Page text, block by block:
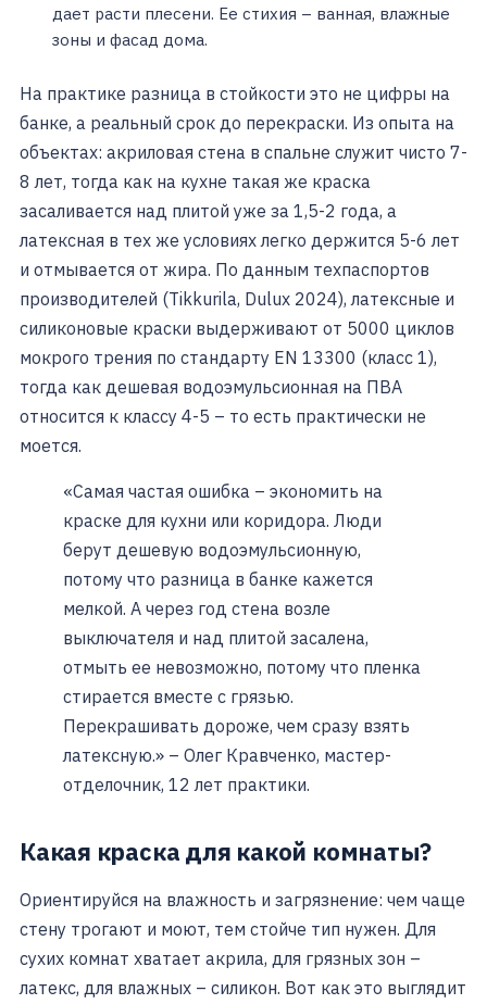
дает расти плесени. Ее стихия – ванная, влажные
зоны и фасад дома.
На практике разница в стойкости это не цифры на
банке, а реальный срок до перекраски. Из опыта на
объектах: акриловая стена в спальне служит чисто 7-
8 лет, тогда как на кухне такая же краска
засаливается над плитой уже за 1,5-2 года, а
латексная в тех же условиях легко держится 5-6 лет
и отмывается от жира. По данным техпаспортов
производителей (Tikkurila, Dulux 2024), латексные и
силиконовые краски выдерживают от 5000 циклов
мокрого трения по стандарту EN 13300 (класс 1),
тогда как дешевая водоэмульсионная на ПВА
относится к классу 4-5 – то есть практически не
моется.
«Самая частая ошибка – экономить на
краске для кухни или коридора. Люди
берут дешевую водоэмульсионную,
потому что разница в банке кажется
мелкой. А через год стена возле
выключателя и над плитой засалена,
отмыть ее невозможно, потому что пленка
стирается вместе с грязью.
Перекрашивать дороже, чем сразу взять
латексную.» – Олег Кравченко, мастер-
отделочник, 12 лет практики.
Какая краска для какой комнаты?
Ориентируйся на влажность и загрязнение: чем чаще
стену трогают и моют, тем стойче тип нужен. Для
сухих комнат хватает акрила, для грязных зон –
латекс, для влажных – силикон. Вот как это выглядит